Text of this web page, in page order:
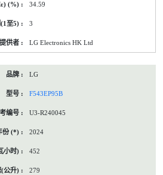
34.59
3
LG Electronics HK Ltd
LG
F543EP95B
U3-R240045
2024
452
279